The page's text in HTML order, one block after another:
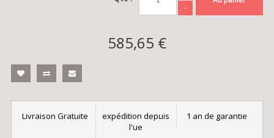
-
585,65 €
Livraison Gratuite
expédition depuis
l'ue
1 an de garantie